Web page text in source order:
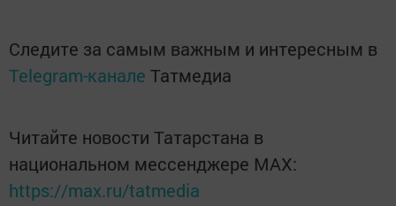
Следите за самым важным и интересным в
Telegram-канале Татмедиа
Читайте новости Татарстана в
национальном мессенджере MАХ:
https://max.ru/tatmedia